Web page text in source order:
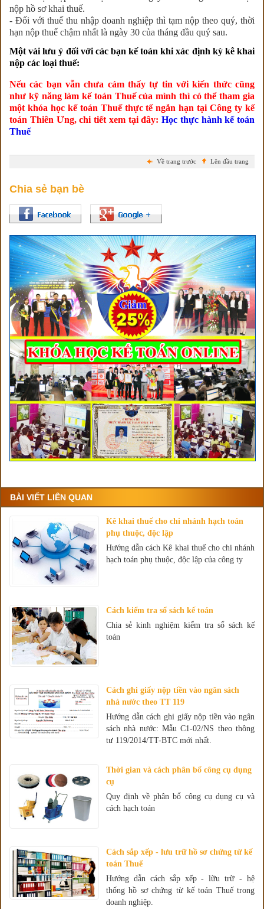
nộp hồ sơ khai thuế.
- Đối với thuế thu nhập doanh nghiệp thì tạm nộp theo quý, thời
hạn nộp thuế chậm nhất là ngày 30 của tháng đầu quý sau.
Một vài lưu ý đối với các bạn kế toán khi xác định kỳ kê khai
nộp các loại thuế:
Nếu các bạn vẫn chưa cảm thấy tự tin với kiến thức cũng
như kỹ năng làm kế toán Thuế của mình thì có thể tham gia
một khóa học kế toán Thuế thực tế ngắn hạn tại Công ty kế
toán Thiên Ưng, chi tiết xem tại đây: Học thực hành kế toán
Thuế
Lên đầu trang
Về trang trước
Chia sẻ bạn bè
BÀI VIẾT LIÊN QUAN
Kê khai thuế cho chi nhánh hạch toán
phụ thuộc, độc lập
Hướng dẫn cách Kê khai thuế cho chi nhánh
hạch toán phụ thuộc, độc lập của công ty
Cách kiểm tra sổ sách kế toán
Chia sẻ kinh nghiệm kiểm tra sổ sách kế
toán
Cách ghi giấy nộp tiền vào ngân sách
nhà nước theo TT 119
Hướng dẫn cách ghi giấy nộp tiền vào ngân
sách nhà nước: Mẫu C1-02/NS theo thông
tư 119/2014/TT-BTC mới nhất.
Thời gian và cách phân bổ công cụ dụng
cụ
Quy định về phân bổ công cụ dụng cụ và
cách hạch toán
Cách sắp xếp - lưu trữ hồ sơ chứng từ kế
toán Thuế
Hướng dẫn cách sắp xếp - lữu trữ - hệ
thống hồ sơ chứng từ kế toán Thuế trong
doanh nghiệp.